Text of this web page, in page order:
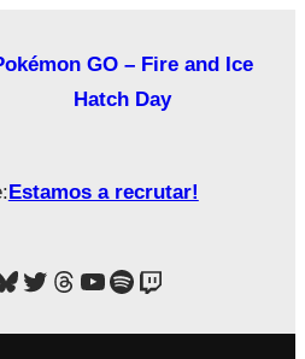
GO – Fire and Ice
Hatch Day
Estamos a recrutar!
Twitter
Estamos no Threads!
YouTube
Spotify
Twitch